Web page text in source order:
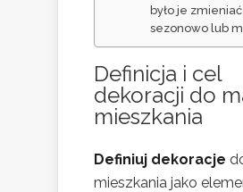
było je zmieniać
sezonowo lub
Definicja i cel
dekoracji do
mieszkania
Definiuj dekoracje
mieszkania jako